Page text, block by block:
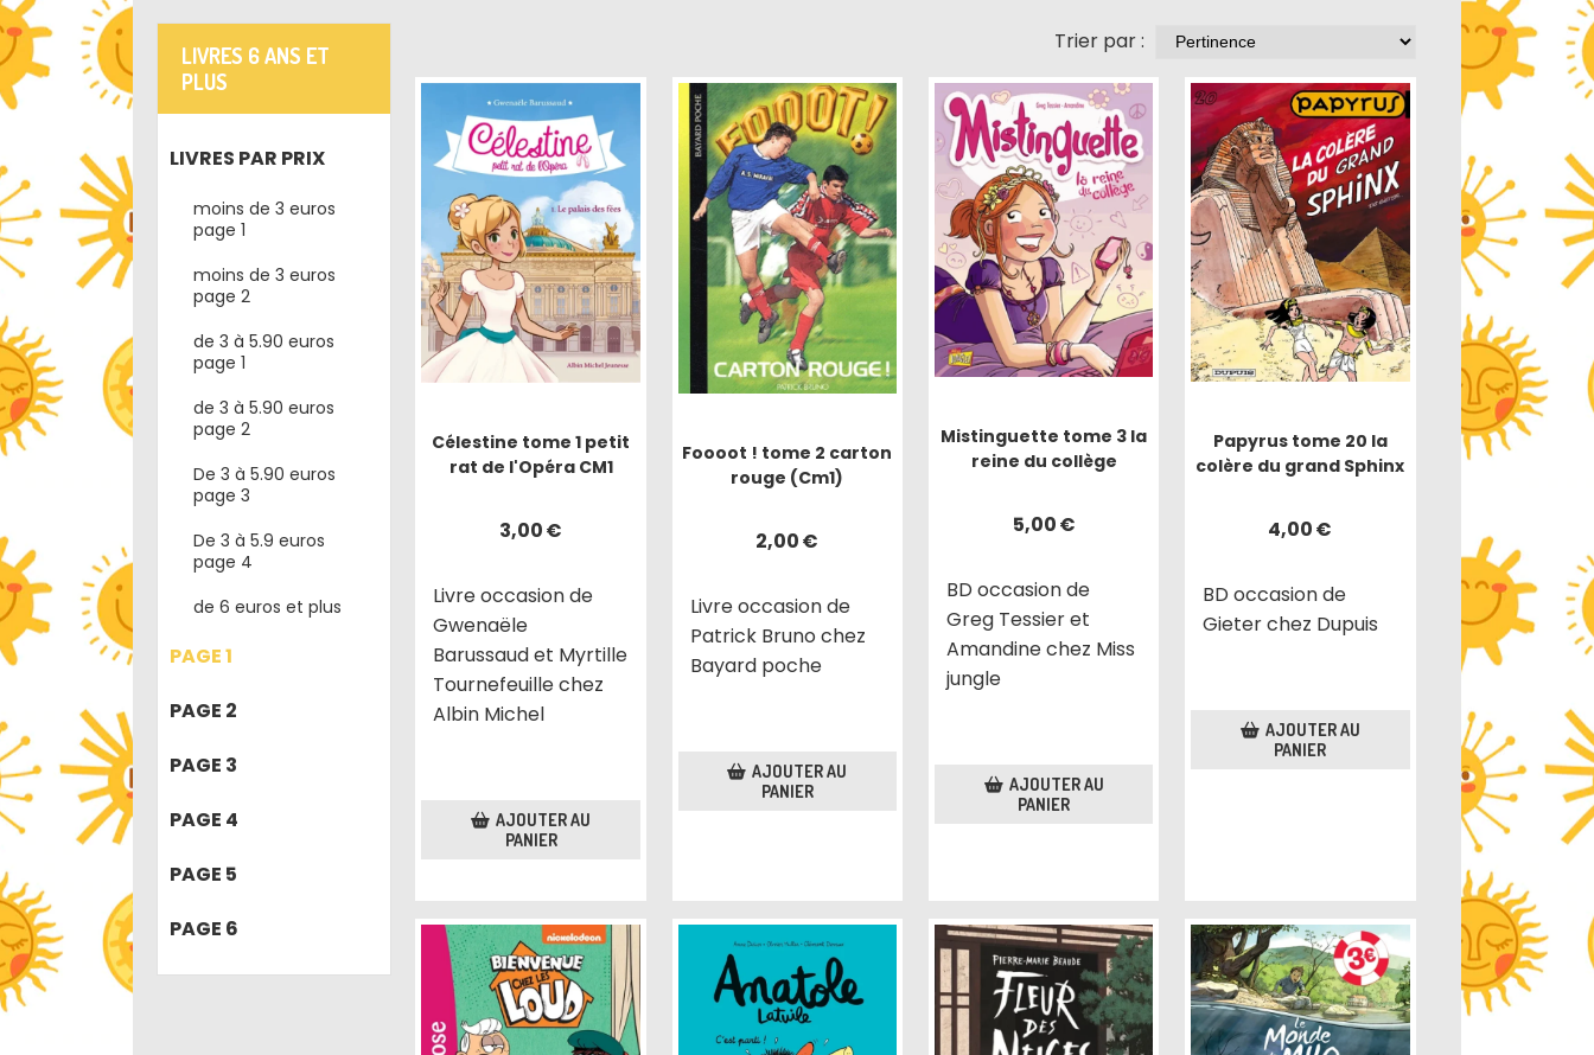
LIVRES 6 ANS ET
PLUS
LIVRES PAR PRIX
moins de 3 euros
page 1
moins de 3 euros
page 2
de 3 à 5.90 euros
page 1
de 3 à 5.90 euros
page 2
De 3 à 5.90 euros
page 3
De 3 à 5.9 euros
page 4
de 6 euros et plus
PAGE 1
PAGE 2
PAGE 3
PAGE 4
PAGE 5
PAGE 6
Trier par :
Célestine tome 1 petit
rat de l'Opéra CM1
3,00€
Livre occasion de
Gwenaële
Barussaud et Myrtille
Tournefeuille chez
Albin Michel
AJOUTER AU
PANIER
Foooot ! tome 2 carton
rouge (Cm1)
2,00€
Livre occasion de
Patrick Bruno chez
Bayard poche
AJOUTER AU
PANIER
Mistinguette tome 3 la
reine du collège
5,00€
BD occasion de
Greg Tessier et
Amandine chez Miss
jungle
AJOUTER AU
PANIER
Papyrus tome 20 la
colère du grand Sphinx
4,00€
BD occasion de
Gieter chez Dupuis
AJOUTER AU
PANIER